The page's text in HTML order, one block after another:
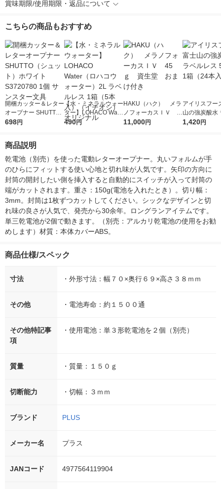
賞味期限/使用期限・返品について
こちらの商品もおすすめ
開梱カッター＆レター
オープナー SHUTTO
（シュット）ホワイト
698円
【水・ミネラルウォー
ター】LOHACO Wate
r（ロハコウォータ
490円
HAKU（ハク） メラ
ノフォーカスＩＶ 4
5ｇ 資生堂 おまけ
11,000円
アイリスフー
山の強炭酸水
レス 500ml 1
1,420円
商品説明
乾電池（別売）を使った電動レターオープナー。丸いフォルムが手
のひらにフィットする使い心地と切れ味が人気です。矢印の方向に
封筒の開封したい側を挿入すると自動的にスイッチが入って封筒の
端がカットされます。重さ：150g(電池を入れたとき）。切り幅：
3mm。封筒は1枚ずつカットしてください。シックなデザインと切
れ味の良さが人気で、発売から30余年。ロングランアイテムです。
単三乾電池が2個で動きます。（別売：アルカリ乾電池の使用をお勧
めします）材質：本体カバーABS。
商品仕様/スペック
寸法 ・外形寸法：幅７０×奥行６９×高さ３８ｍｍ
その他 ・電池寿命：約１５００通
その他特記事
項
・使用電池：単３形乾電池を２個（別売）
質量 ・質量：１５０ｇ
切断能力 ・切幅：３ｍｍ
ブランド PLUS
メーカー名 プラス
JANコード 4977564119904